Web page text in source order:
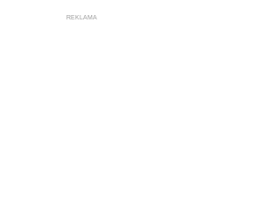
REKLAMA